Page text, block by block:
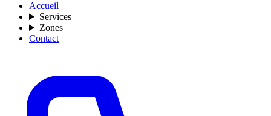
Accueil
Services
Zones
Contact